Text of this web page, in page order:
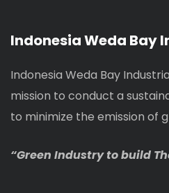
Indonesia Weda Bay
Indonesia Weda Bay
mission to conduct a
to minimize the emission of
“Green Industry to build